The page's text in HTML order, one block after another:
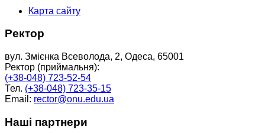
Карта сайту
Ректор
вул. Змієнка Всеволода, 2, Одеса, 65001
Ректор (приймальня):
(+38-048) 723-52-54
Тел. (+38-048) 723-35-15
Email: rector@onu.edu.ua
Наші партнери